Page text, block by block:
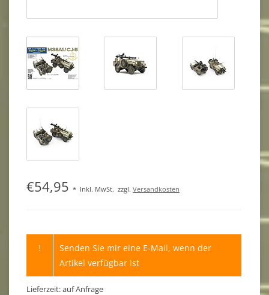
€54,95 * Inkl. MwSt. zzgl. Versandkosten
!
Senden Sie mir eine E-Mail, wenn der
Artikel verfügbar ist
Lieferzeit: auf Anfrage